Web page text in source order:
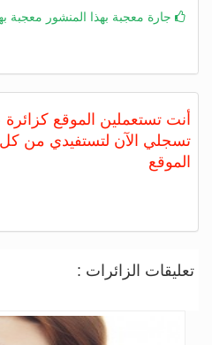
جارة معجبة بهذا المنشور معجبة
أنت تستعملين الموقع
تسجلي الآن لتستفيدي من كل
الموقع
تعليقات الزائرات :